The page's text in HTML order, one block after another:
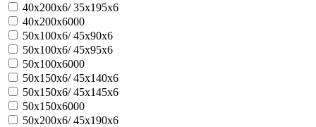
40х200х6/ 35х195х6
40х200х6000
50х100х6/ 45х90х6
50х100х6/ 45х95х6
50х100х6000
50х150х6/ 45х140х6
50х150х6/ 45х145х6
50х150х6000
50х200х6/ 45х190х6